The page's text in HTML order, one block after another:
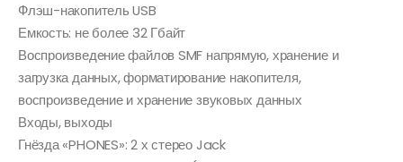
Флэш-накопитель USB
Емкость: не более 32 Гбайт
Воспроизведение файлов SMF напрямую, хранение и
загрузка данных, форматирование накопителя,
воспроизведение и хранение звуковых данных
Входы, выходы
Гнёзда «PHONES»: 2 х стерео Jack